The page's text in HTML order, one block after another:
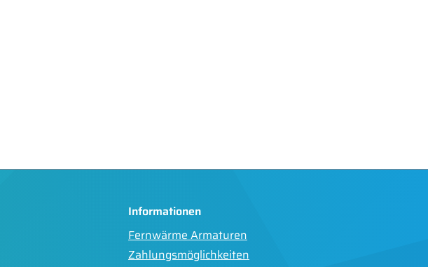
Informationen
Fernwärme Armaturen
Zahlungsmöglichkeiten